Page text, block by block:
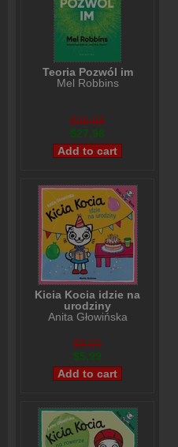
Teoria Pozwól im
Mel Robbins
$29,98
$27,98
Kicia Kocia idzie na
urodziny
Anita Głowińska
$8,00
$5,99